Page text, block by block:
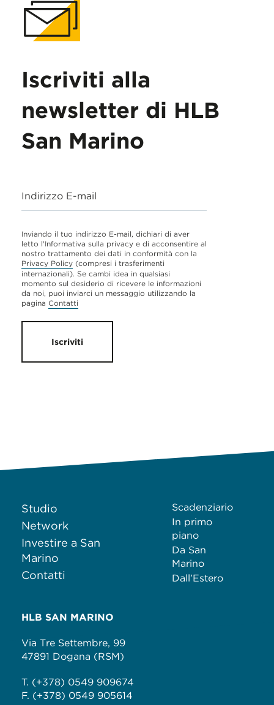
Iscriviti alla
newsletter di HLB
San Marino
Indirizzo E-mail
Inviando il tuo indirizzo E-mail, dichiari di aver
letto l'Informativa sulla privacy e di acconsentire al
nostro trattamento dei dati in conformità con la
Privacy Policy (compresi i trasferimenti
internazionali). Se cambi idea in qualsiasi
momento sul desiderio di ricevere le informazioni
da noi, puoi inviarci un messaggio utilizzando la
pagina Contatti
Iscriviti
Studio
Network
Investire a San
Marino
Contatti
Scadenziario
In primo
piano
Da San
Marino
Dall’Estero
HLB SAN MARINO
Via Tre Settembre, 99
47891 Dogana (RSM)
T. (+378) 0549 909674
F. (+378) 0549 905614